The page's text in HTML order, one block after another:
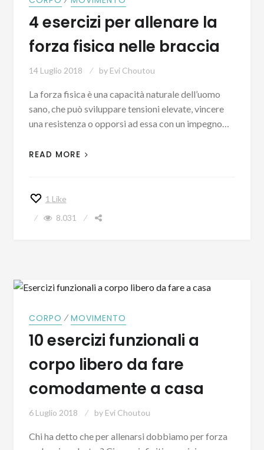
4 esercizi per allenare la
forza fisica nelle braccia
14 Luglio 2018 by Evi Choutou
La forza fisica è una capacità naturale dell’uomo
sano, che può sviluppare tensioni elevate, vincere
una resistenza o opporsi ad essa con un impegno…
READ MORE
1 Like
8.031
CORPO ⁄ MOVIMENTO
10 esercizi funzionali a
corpo libero da fare
comodamente a casa
6 Luglio 2018 by Evi Choutou
Chi ha detto che per allenarsi dobbiamo per forza